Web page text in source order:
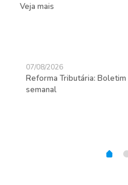
Veja mais
07/08/2026
Reforma Tributária: Boletim
semanal